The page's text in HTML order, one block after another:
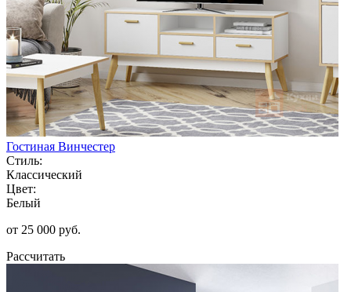
Гостиная Винчестер
Стиль:
Классический
Цвет:
Белый
от 25 000 руб.
Рассчитать